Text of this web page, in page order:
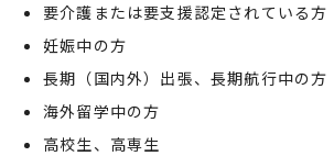
要介護または要支援認定されている方
妊娠中の方
長期（国内外）出張、長期航行中の方
海外留学中の方
高校生、高専生